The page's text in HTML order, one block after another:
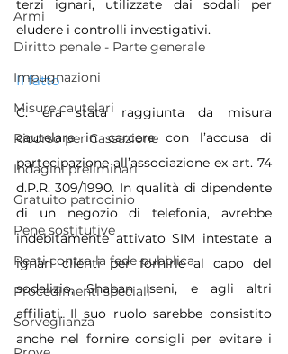
Armi
Diritto penale - Parte generale
Impugnazioni
Misure cautelari
Ricorso per Cassazione
Indagini preliminari
Gratuito patrocinio
Pene sostitutive
Reati contro la fede pubblica
Procedimenti speciali
Sorveglianza
terzi ignari, utilizzate dai sodali per
eludere i controlli investigativi.
Il fatto
C. era stata raggiunta da misura
cautelare in carcere con l’accusa di
partecipazione all’associazione ex art. 74
d.P.R. 309/1990. In qualità di dipendente
di un negozio di telefonia, avrebbe
indebitamente attivato SIM intestate a
ignari clienti per fornirle al capo del
sodalizio, Shaban Iseni, e agli altri
affiliati. Il suo ruolo sarebbe consistito
anche nel fornire consigli per evitare i